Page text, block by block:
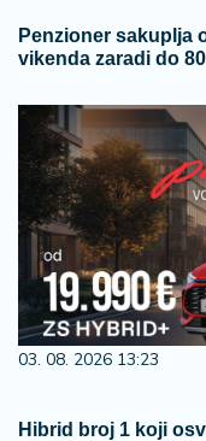
Penzioner sakuplja
vikenda zaradi do
03. 08. 2026 13:23
Hibrid broj 1 koji